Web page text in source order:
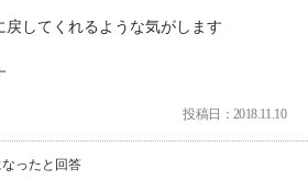
してくれるような気がします
投稿日：2018.11.10
ったと回答